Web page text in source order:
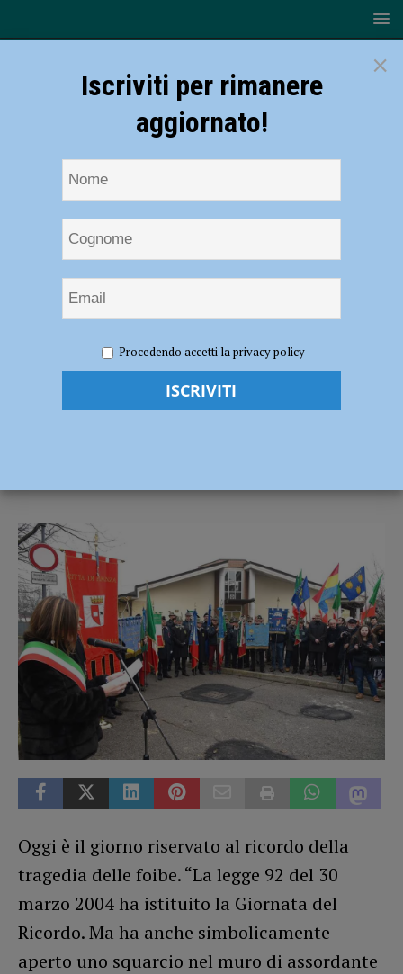
revisionismo rendono la ferita ancora più profonda” – FOTO
Foibe: “Silenzio e revisionismo rendono la
Oggi è il giorno riservato al ricordo della
tragedia delle foibe. “La legge 92 del 30
marzo 2004 ha istituito la Giornata del
Ricordo. Ma ha anche simbolicamente
aperto uno squarcio nel muro di assordante
×
Iscriviti per rimanere
aggiornato!
Procedendo accetti la privacy policy